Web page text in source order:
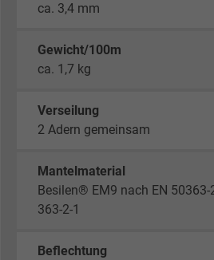
ca. 3,4 mm
Gewicht/100m
ca. 1,7 kg
Verseilung
2 Adern gemeinsam
Mantelmaterial
Besilen® EM9 nach EN 50363-
363-2-1
Beflechtung